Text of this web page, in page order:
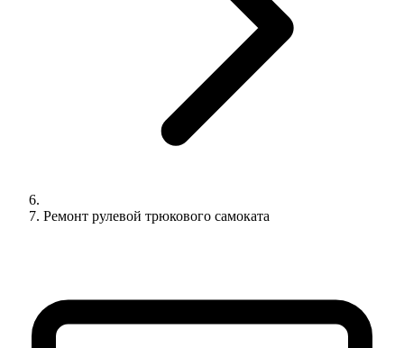
Ремонт рулевой трюкового самоката